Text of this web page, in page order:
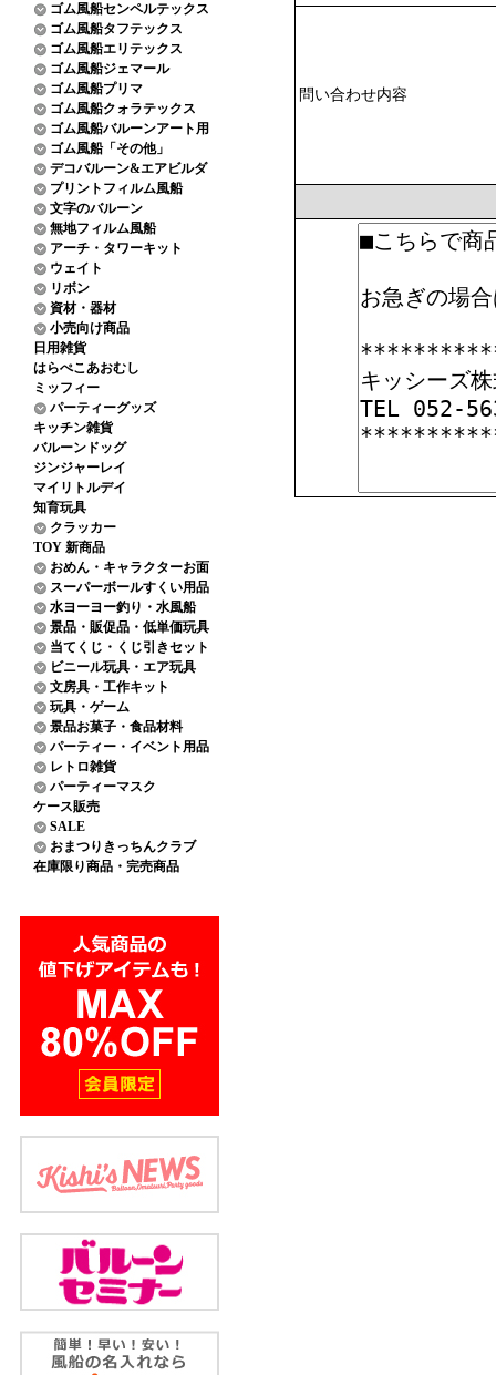
ゴム風船センペルテックス
ゴム風船タフテックス
ゴム風船エリテックス
ゴム風船ジェマール
ゴム風船プリマ
ゴム風船クォラテックス
ゴム風船バルーンアート用
ゴム風船「その他」
デコバルーン&エアビルダ
プリントフィルム風船
文字のバルーン
無地フィルム風船
アーチ・タワーキット
ウェイト
リボン
資材・器材
小売向け商品
日用雑貨
はらぺこあおむし
ミッフィー
パーティーグッズ
キッチン雑貨
バルーンドッグ
ジンジャーレイ
マイリトルデイ
知育玩具
クラッカー
TOY 新商品
おめん・キャラクターお面
スーパーボールすくい用品
水ヨーヨー釣り・水風船
景品・販促品・低単価玩具
当てくじ・くじ引きセット
ビニール玩具・エア玩具
文房具・工作キット
玩具・ゲーム
景品お菓子・食品材料
パーティー・イベント用品
レトロ雑貨
パーティーマスク
ケース販売
SALE
おまつりきっちんクラブ
在庫限り商品・完売商品
問い合わせ内容